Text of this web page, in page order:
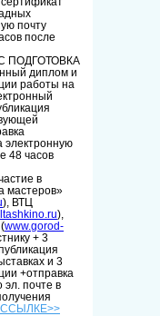
почту
после
ПОДГОТОВКА
диплом и
работы на
электронную
48 часов
в
мастеров»
), ВТЦ
),
(www.gorod-
+ 3
и 3
+отправка
эл. почте в